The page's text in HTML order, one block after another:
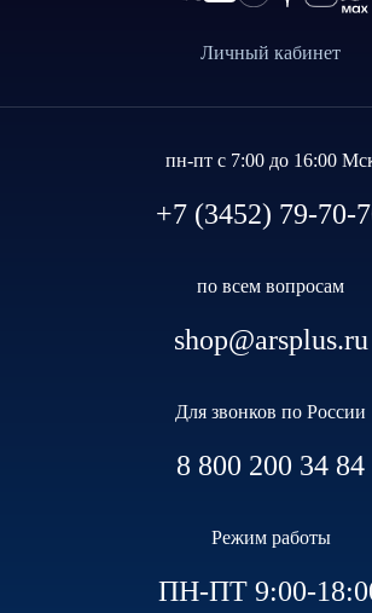
Личный кабинет
пн-пт с 7:00 до 16:00
+7 (3452) 79-70-
по всем вопросам
shop@arsplus.ru
Для звонков по России
8 800 200 34 84
Режим работы
ПН-ПТ 9:00-